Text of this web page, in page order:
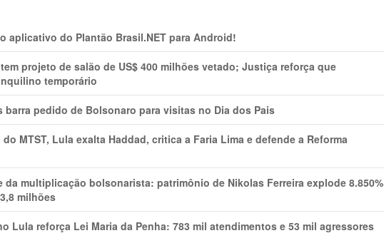
aplicativo do Plantão Brasil.NET para Android!
projeto de salão de US$ 400 milhões vetado; Justiça reforça que
temporário
barra pedido de Bolsonaro para visitas no Dia dos Pais
do MTST, Lula exalta Haddad, critica a Faria Lima e defende a Reforma
da multiplicação bolsonarista: patrimônio de Nikolas Ferreira explode 8.850%
milhões
Lula reforça Lei Maria da Penha: 783 mil atendimentos e 53 mil agressores